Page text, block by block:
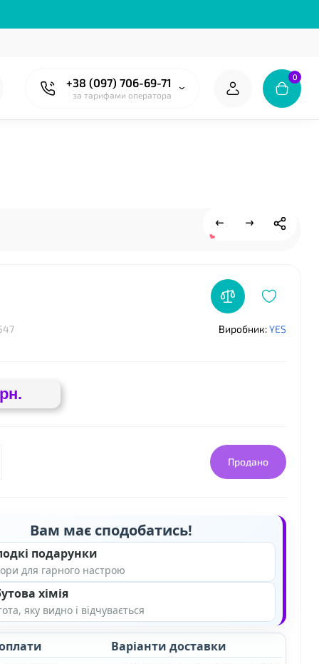
+38 (097) 706-69-71
за тарифами оператора
0
Виробник:YES
Продано
Вам має сподобатись!
подарунки
для гарного настрою
хімія
яку видно і відчувається
Варіанти доставки